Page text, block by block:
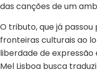
das canções de um
O tributo, que já
fronteiras culturais ao
liberdade de
Mel Lisboa busca